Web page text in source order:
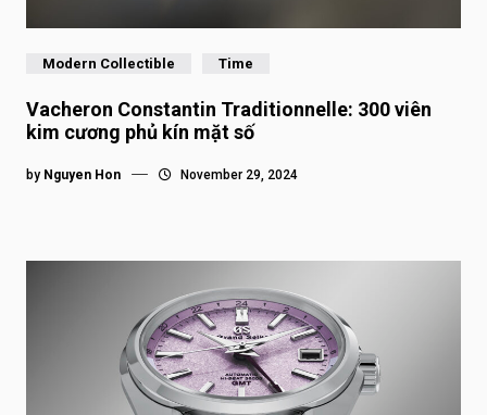
Modern Collectible Time
Vacheron Constantin Traditionnelle: 300 viên
kim cương phủ kín mặt số
by Nguyen Hon November 29, 2024